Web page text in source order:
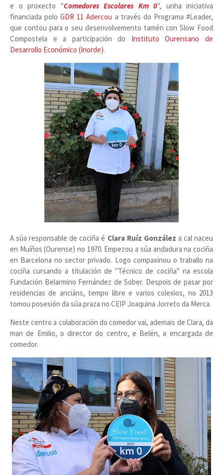
e o proxecto "Comedores Escolares Km 0", unha iniciativa
financiada poloGDR 11 Adercou a través do Programa #Leader,
que contou para o seu desenvolvemento tamén con Slow Food
Compostela e a participación do Instituto Ourensano de
Desarrollo Económico (Inorde).
A súa responsable de cociña é Clara Ruíz González a cal naceu
en Muíños (Ourense) no 1970. Empezou a súa andadura na cociña
en Barcelona no sector privado. Logo compaxinou o traballo na
cociña cursando a titulación de "Técnico de cociña" na escola
Fundación Belarmino Fernández de Sober. Despois de pasar por
residencias de anciáns, tempo libre e varios colexios, no 2013
tomou posesión da súa praza no CEIP Joaquina Jorreto da Merca.
Neste centro a colaboración do comedor vai, ademais de Clara, da
man de Emilio, o director do centro, e Belén, a encargada de
comedor.